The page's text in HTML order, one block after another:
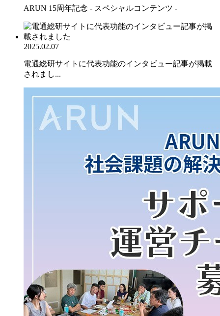
ARUN 15周年記念 - スペシャルコンテンツ -
2025.02.07
電通総研サイトに代表功能のインタビュー記事が掲載
されまし...